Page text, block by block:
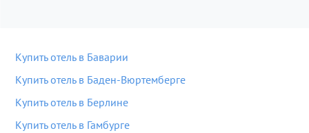
Купить отель в Баварии
Купить отель в Баден-Вюртемберге
Купить отель в Берлине
Купить отель в Гамбурге